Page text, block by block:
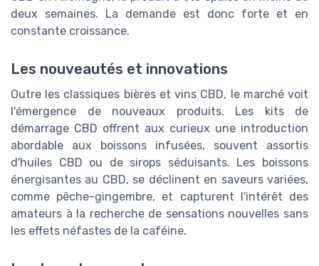
deux semaines. La demande est donc forte et en
constante croissance.
Les nouveautés et innovations
Outre les classiques bières et vins CBD, le marché voit
l'émergence de nouveaux produits. Les kits de
démarrage CBD offrent aux curieux une introduction
abordable aux boissons infusées, souvent assortis
d'huiles CBD ou de sirops séduisants. Les boissons
énergisantes au CBD, se déclinent en saveurs variées,
comme pêche-gingembre, et capturent l'intérêt des
amateurs à la recherche de sensations nouvelles sans
les effets néfastes de la caféine.